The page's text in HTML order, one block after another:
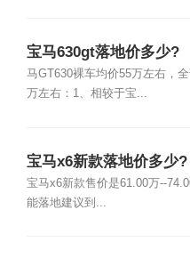
宝马630gt落地价多少?
马GT630裸车均价55万左右，
万左右：1、相较于宝...
宝马x6新款落地价多少?
宝马x6新款售价是61.00万--
能落地建议到...